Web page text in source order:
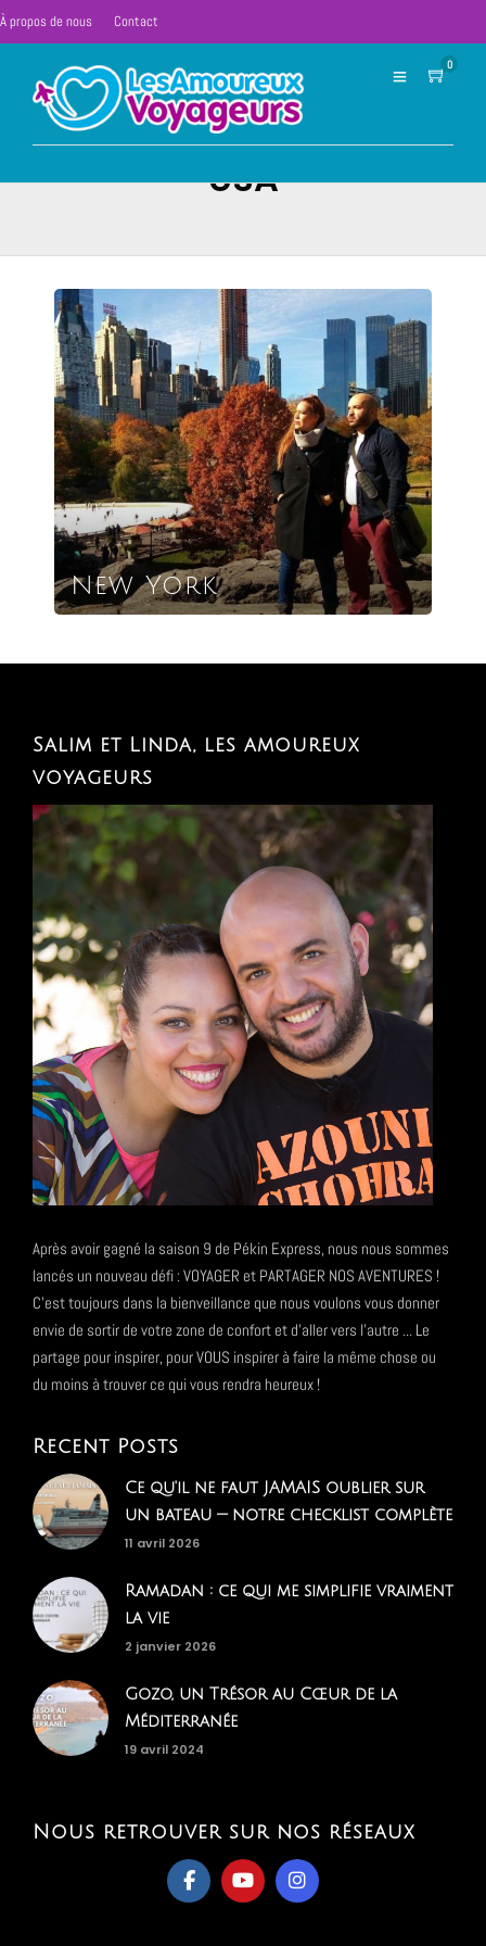
À propos de nous Contact
0
USA
New York
Salim et Linda, les amoureux
voyageurs
Après avoir gagné la saison 9 de Pékin Express, nous nous sommes
lancés un nouveau défi : VOYAGER et PARTAGER NOS AVENTURES !
C'est toujours dans la bienveillance que nous voulons vous donner
envie de sortir de votre zone de confort et d'aller vers l'autre ... Le
partage pour inspirer, pour VOUS inspirer à faire la même chose ou
du moins à trouver ce qui vous rendra heureux !
Recent Posts
Ce qu'il ne faut JAMAIS oublier sur
un bateau — notre checklist complète
11 avril 2026
Ramadan : ce qui me simplifie vraiment
la vie
2 janvier 2026
Gozo, un Trésor au Cœur de la
Méditerranée
19 avril 2024
Nous retrouver sur nos réseaux